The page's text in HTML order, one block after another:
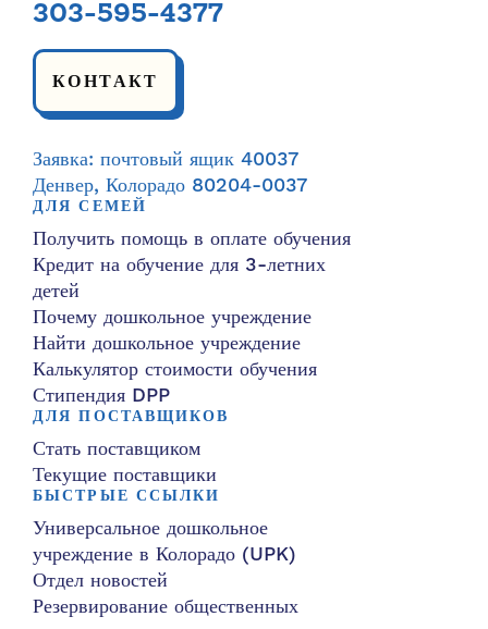
303-595-4377
КОНТАКТ
Заявка: почтовый ящик 40037
Денвер, Колорадо 80204-0037
ДЛЯ СЕМЕЙ
Получить помощь в оплате обучения
Кредит на обучение для 3-летних
детей
Почему дошкольное учреждение
Найти дошкольное учреждение
Калькулятор стоимости обучения
Стипендия DPP
ДЛЯ ПОСТАВЩИКОВ
Стать поставщиком
Текущие поставщики
БЫСТРЫЕ ССЫЛКИ
Универсальное дошкольное
учреждение в Колорадо (UPK)
Отдел новостей
Резервирование общественных